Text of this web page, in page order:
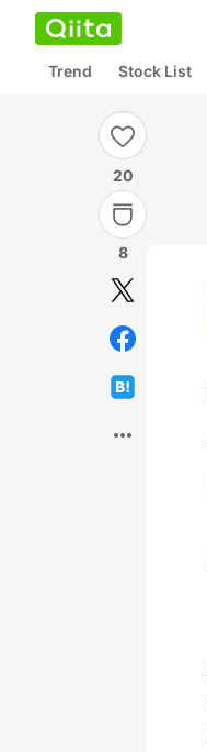
Trend Stock List
20
8
more_horiz